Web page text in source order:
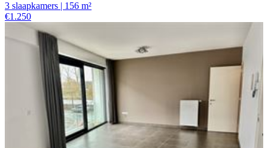
3 slaapkamers | 156 m²
€1.250